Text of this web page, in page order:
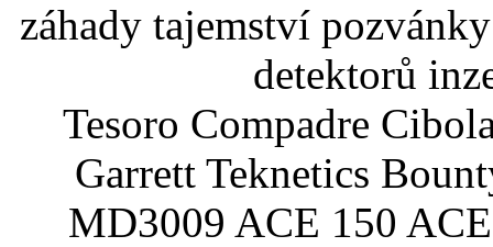
záhady tajemství
detektorů
Tesoro Compadre
Garrett Teknetics
MD3009 ACE 150